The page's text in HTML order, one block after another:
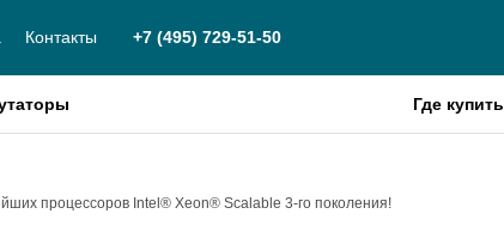
Контакты +7 (495) 729-51-50
Где купить
процессоров Intel® Xeon® Scalable 3-го поколения!